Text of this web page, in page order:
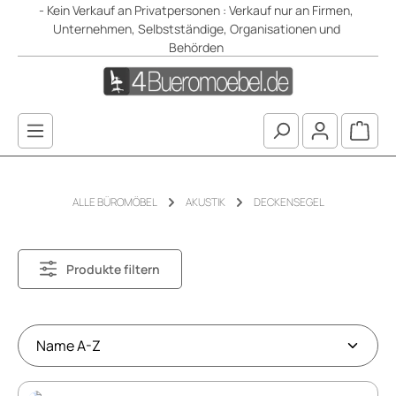
Zum Hauptinhalt springen
- Kein Verkauf an Privatpersonen : Verkauf nur an Firmen,
Unternehmen, Selbstständige, Organisationen und
Behörden
ALLE BÜROMÖBEL AKUSTIK DECKENSEGEL
Produkte filtern